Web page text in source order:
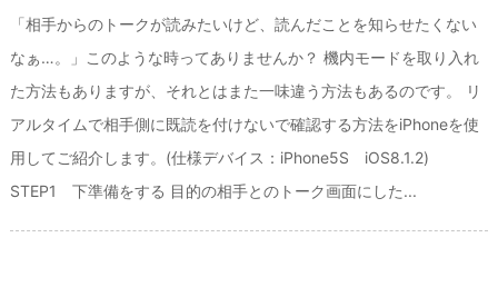
「相手からのトークが読みたいけど、読んだことを知らせたくない
なぁ…。」このような時ってありませんか？ 機内モードを取り入れ
た方法もありますが、それとはまた一味違う方法もあるのです。 リ
アルタイムで相手側に既読を付けないで確認する方法をiPhoneを使
用してご紹介します。(仕様デバイス：iPhone5S iOS8.1.2)
STEP1 下準備をする 目的の相手とのトーク画面にした...